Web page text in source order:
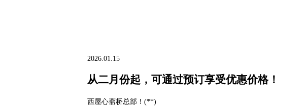
2026.01.15
从二月份起，可通过预订享受优惠价格！
西屋心斋桥总部！(**)